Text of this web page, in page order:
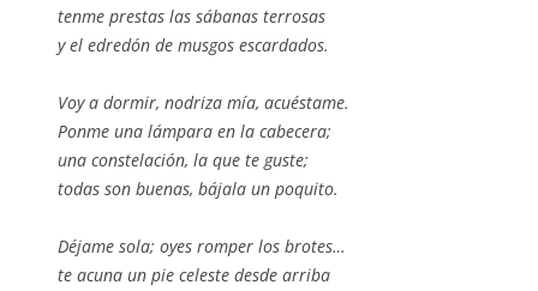
tenme prestas las sábanas terrosas
y el edredón de musgos escardados.
Voy a dormir, nodriza mía, acuéstame.
Ponme una lámpara en la cabecera;
una constelación, la que te guste;
todas son buenas, bájala un poquito.
Déjame sola; oyes romper los brotes…
te acuna un pie celeste desde arriba